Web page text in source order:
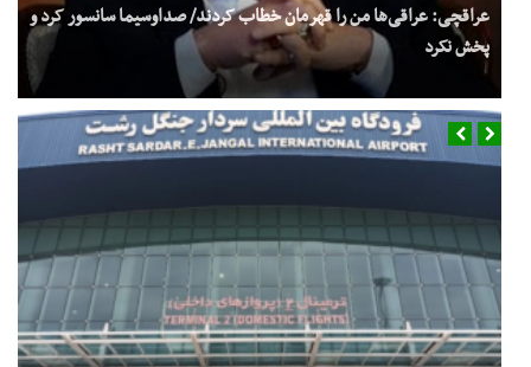
عراقچی: عراقی‌ها من را قهرمان خطاب کردند/ صداوسیما سانسور کرد و
پخش نکرد